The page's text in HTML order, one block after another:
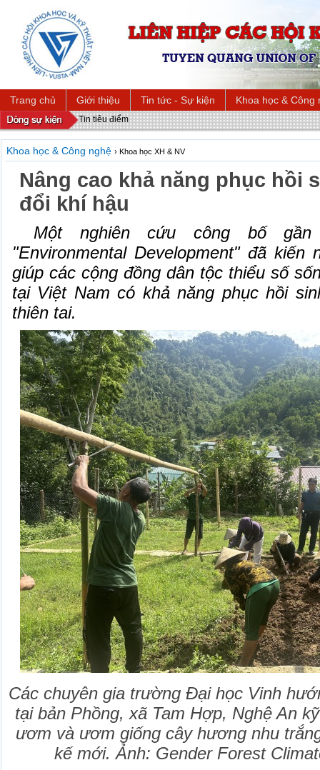
Trang chủ Giới thiệu Tin tức - Sự kiện Khoa học & Công
Tin tiêu điểm
Khoa học & Công nghệ › Khoa học XH & NV
Nâng cao khả năng phục hồi
đổi khí hậu
Một nghiên cứu công bố
"Environmental Development" đã kiến
giúp các cộng đồng dân tộc thiểu số
tại Việt Nam có khả năng phục hồi
thiên tai.
Các chuyên gia trường Đại học Vinh
tại bản Phồng, xã Tam Hợp, Nghệ An
ươm và ươm giống cây hương nhu
kế mới. Ảnh: Gender Forest